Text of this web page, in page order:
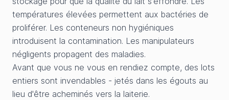
températures élevées permettent aux bactéries de
proliférer. Les conteneurs non hygiéniques
introduisent la contamination. Les manipulateurs
négligents propagent des maladies.
Avant que vous ne vous en rendiez compte, des lots
entiers sont invendables - jetés dans les égouts au
lieu d'être acheminés vers la laiterie.